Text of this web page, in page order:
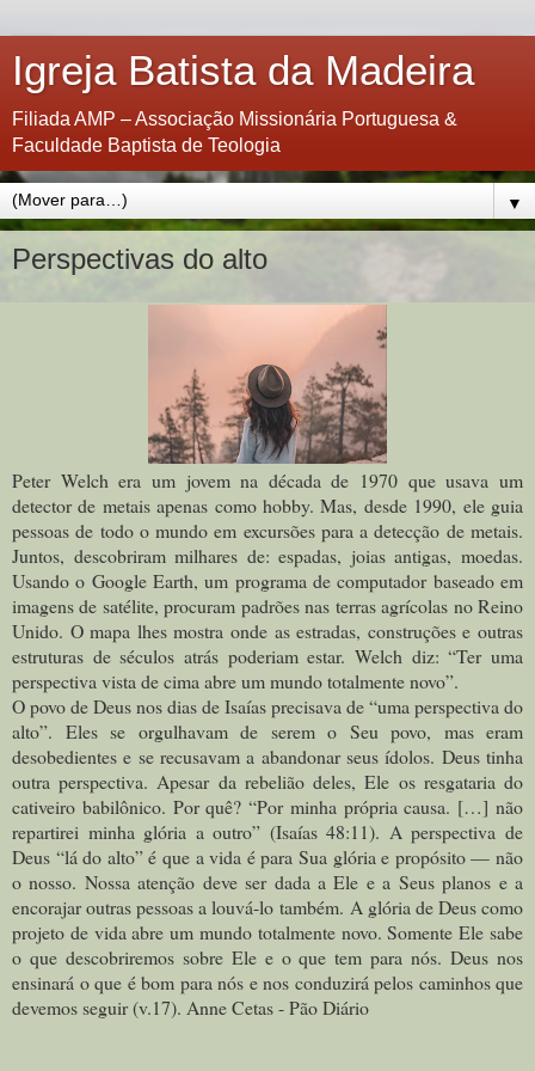
Igreja Batista da Madeira
Filiada AMP – Associação Missionária Portuguesa &
Faculdade Baptista de Teologia
▼
Perspectivas do alto
Peter Welch era um jovem na década de 1970 que usava um
detector de metais apenas como hobby. Mas, desde 1990, ele guia
pessoas de todo o mundo em excursões para a detecção de metais.
Juntos, descobriram milhares de: espadas, joias antigas, moedas.
Usando o Google Earth, um programa de computador baseado em
imagens de satélite, procuram padrões nas terras agrícolas no Reino
Unido. O mapa lhes mostra onde as estradas, construções e outras
estruturas de séculos atrás poderiam estar. Welch diz: “Ter uma
perspectiva vista de cima abre um mundo totalmente novo”.
O povo de Deus nos dias de Isaías precisava de “uma perspectiva do
alto”. Eles se orgulhavam de serem o Seu povo, mas eram
desobedientes e se recusavam a abandonar seus ídolos. Deus tinha
outra perspectiva. Apesar da rebelião deles, Ele os resgataria do
cativeiro babilônico. Por quê? “Por minha própria causa. […] não
repartirei minha glória a outro” (Isaías 48:11). A perspectiva de
Deus “lá do alto” é que a vida é para Sua glória e propósito — não
o nosso. Nossa atenção deve ser dada a Ele e a Seus planos e a
encorajar outras pessoas a louvá-lo também. A glória de Deus como
projeto de vida abre um mundo totalmente novo. Somente Ele sabe
o que descobriremos sobre Ele e o que tem para nós. Deus nos
ensinará o que é bom para nós e nos conduzirá pelos caminhos que
devemos seguir (v.17). Anne Cetas - Pão Diário